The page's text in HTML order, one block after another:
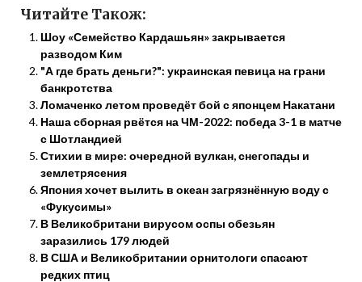
Читайте Також:
Шоу «Семейство Кардашьян» закрывается
разводом Ким
"А где брать деньги?": украинская певица на грани
банкротства
Ломаченко летом проведёт бой с японцем Накатани
Наша сборная рвётся на ЧМ-2022: победа 3-1 в матче
с Шотландией
Стихии в мире: очередной вулкан, снегопады и
землетрясения
Япония хочет вылить в океан загрязнённую воду с
«Фукусимы»
В Великобритани вирусом оспы обезьян
заразились 179 людей
В США и Великобритании орнитологи спасают
редких птиц